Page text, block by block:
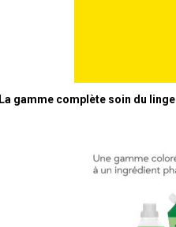
La gamme complète soin du linge